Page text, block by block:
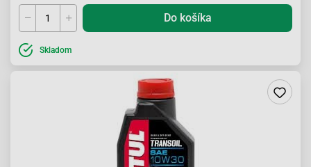
Do košíka
Skladom